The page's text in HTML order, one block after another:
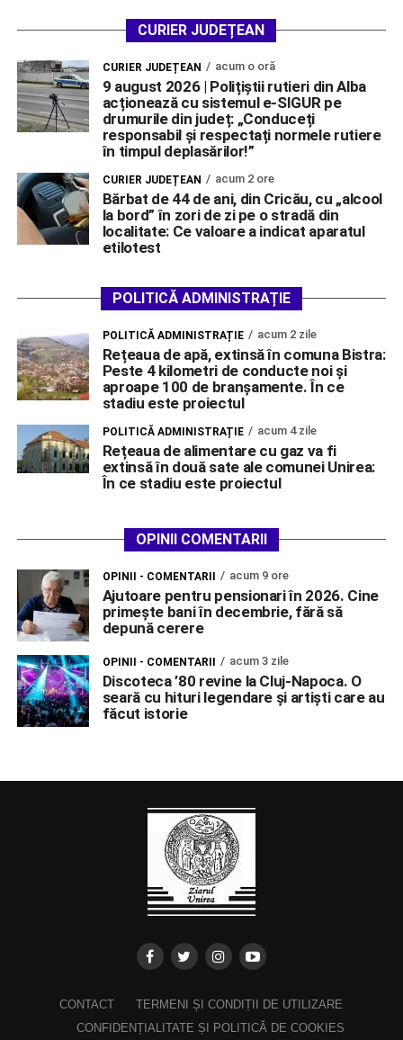
CURIER JUDEȚEAN
CURIER JUDEȚEAN acum o oră
9 august 2026 | Polițiștii rutieri din Alba
acționează cu sistemul e-SIGUR pe
drumurile din județ: „Conduceți
responsabil și respectați normele rutiere
în timpul deplasărilor!”
CURIER JUDEȚEAN acum 2 ore
Bărbat de 44 de ani, din Cricău, cu „alcool
la bord” în zori de zi pe o stradă din
localitate: Ce valoare a indicat aparatul
etilotest
POLITICĂ ADMINISTRAȚIE
POLITICĂ ADMINISTRAȚIE acum 2 zile
Rețeaua de apă, extinsă în comuna Bistra:
Peste 4 kilometri de conducte noi și
aproape 100 de branșamente. În ce
stadiu este proiectul
POLITICĂ ADMINISTRAȚIE acum 4 zile
Rețeaua de alimentare cu gaz va fi
extinsă în două sate ale comunei Unirea:
În ce stadiu este proiectul
OPINII COMENTARII
OPINII - COMENTARII acum 9 ore
Ajutoare pentru pensionari în 2026. Cine
primește bani în decembrie, fără să
depună cerere
OPINII - COMENTARII acum 3 zile
Discoteca ’80 revine la Cluj-Napoca. O
seară cu hituri legendare și artiști care au
făcut istorie
CONTACT
TERMENI ȘI CONDIȚII DE UTILIZARE
CONFIDENȚIALITATE ȘI POLITICĂ DE COOKIES